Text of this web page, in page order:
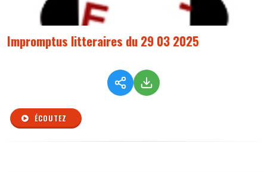
Impromptus litteraires du 29 03 2025
ÉCOUTEZ